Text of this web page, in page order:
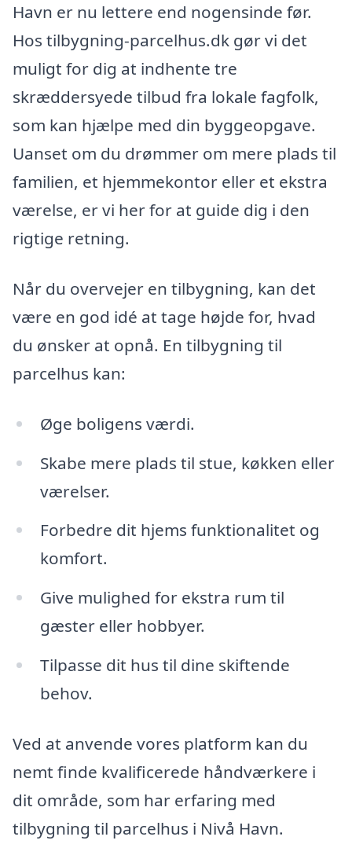
Havn er nu lettere end nogensinde før.
Hos tilbygning-parcelhus.dk gør vi det
muligt for dig at indhente tre
skræddersyede tilbud fra lokale fagfolk,
som kan hjælpe med din byggeopgave.
Uanset om du drømmer om mere plads til
familien, et hjemmekontor eller et ekstra
værelse, er vi her for at guide dig i den
rigtige retning.
Når du overvejer en tilbygning, kan det
være en god idé at tage højde for, hvad
du ønsker at opnå. En tilbygning til
parcelhus kan:
Øge boligens værdi.
Skabe mere plads til stue, køkken eller
værelser.
Forbedre dit hjems funktionalitet og
komfort.
Give mulighed for ekstra rum til
gæster eller hobbyer.
Tilpasse dit hus til dine skiftende
behov.
Ved at anvende vores platform kan du
nemt finde kvalificerede håndværkere i
dit område, som har erfaring med
tilbygning til parcelhus i Nivå Havn.